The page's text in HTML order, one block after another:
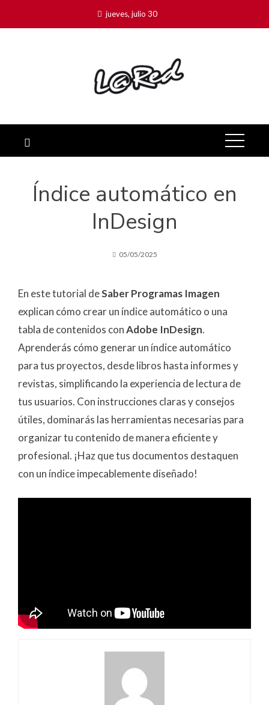
jueves, julio 30
Índice automático en
InDesign
05/05/2025
En este tutorial deSaber Programas Imagen
explican cómo crear un índice automático o una
tabla de contenidos conAdobe InDesign.
Aprenderás cómo generar un índice automático
para tus proyectos, desde libros hasta informes y
revistas, simplificando la experiencia de lectura de
tus usuarios. Con instrucciones claras y consejos
útiles, dominarás las herramientas necesarias para
organizar tu contenido de manera eficiente y
profesional. ¡Haz que tus documentos destaquen
con un índice impecablemente diseñado!